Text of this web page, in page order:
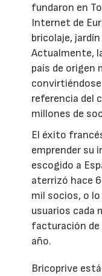
fundaron en
Internet de
bricolaje,
Actualmente,
país de origen
referencia del
millones de
El éxito
emprender su
escogido a
aterrizó hace
mil socios, o
usuarios cada
facturación de
año.
Bricoprive